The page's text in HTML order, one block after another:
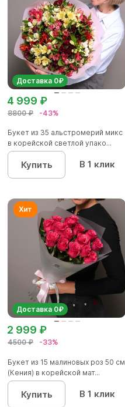
Доставка 0₽
8800 ₽ -43%
4 999 ₽
Букет из 35 альстромерий микс
в корейской светлой упако...
Купить В 1 клик
Доставка 0₽
4500 ₽ -33%
2 999 ₽
Букет из 15 малиновых роз 50 см
(Кения) в корейской мат...
Купить В 1 клик